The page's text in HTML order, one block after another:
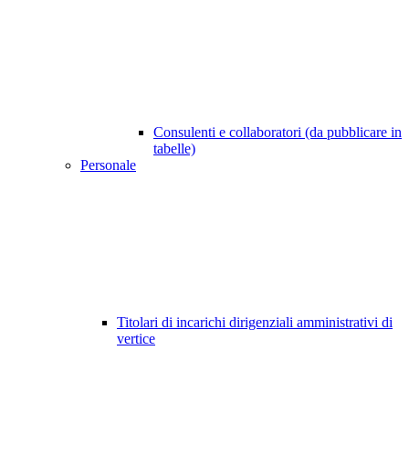
Consulenti e collaboratori (da pubblicare in
tabelle)
Personale
Titolari di incarichi dirigenziali amministrativi di
vertice